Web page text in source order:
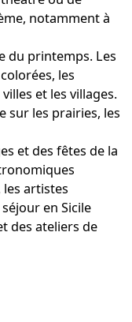
notamment à
du printemps. Les
les
et les villages.
sur les prairies, les
et des fêtes de la
les artistes
séjour en Sicile
des ateliers de